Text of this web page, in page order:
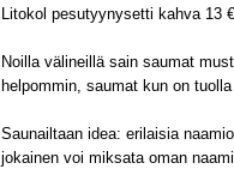
Litokol pesutyynysetti kahva 13
Noilla välineillä sain saumat
helpommin, saumat kun on
Saunailtaan idea: erilaisia
jokainen voi miksata oman